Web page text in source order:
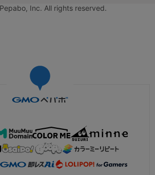
Inc. All rights reserved.